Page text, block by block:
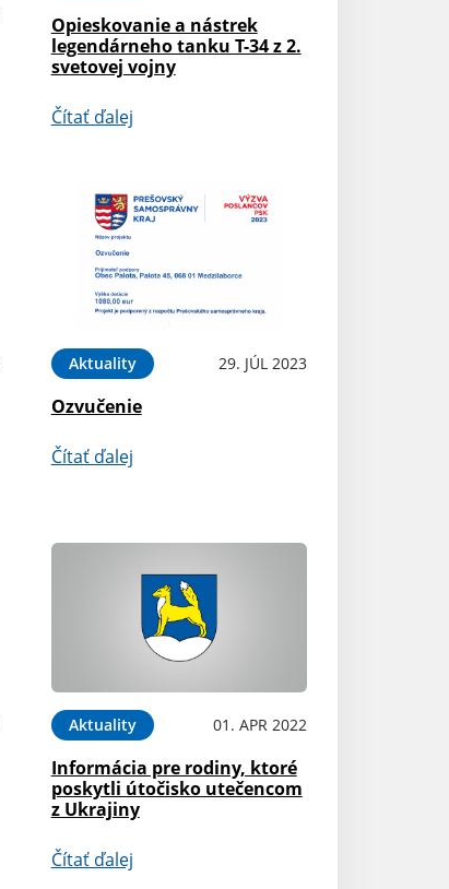
Opieskovanie a nástrek
legendárneho tanku T-34 z 2.
svetovej vojny
Čítať ďalej
Aktuality 29. JÚL 2023
Ozvučenie
Čítať ďalej
Aktuality 01. APR 2022
Informácia pre rodiny, ktoré
poskytli útočisko utečencom
z Ukrajiny
Čítať ďalej